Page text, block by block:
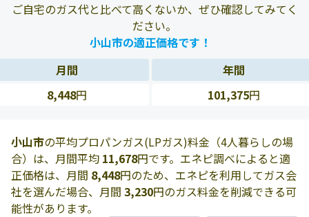
ご自宅のガス代と比べて高くないか、ぜひ確認してみてく
ださい。
小山市の適正価格です！
月間
年間
8,448円 101,375円
小山市の平均プロパンガス(LPガス)料金（4人暮らしの場
合）は、月間平均 11,678円です。エネピ調べによると適
正価格は、月間 8,448円のため、エネピを利用してガス会
社を選んだ場合、月間 3,230円のガス料金を削減できる可
能性があります。